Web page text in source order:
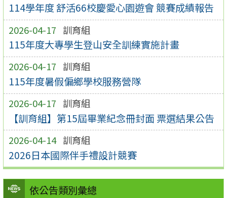
114學年度 舒活66校慶愛心園遊會 競賽成績報告
2026-04-17 訓育組
115年度大專學生登山安全訓練實施計畫
2026-04-17 訓育組
115年度暑假偏鄉學校服務營隊
2026-04-17 訓育組
【訓育組】第15屆畢業紀念冊封面 票選結果公告
2026-04-14 訓育組
2026日本國際伴手禮設計競賽
依公告類別彙總